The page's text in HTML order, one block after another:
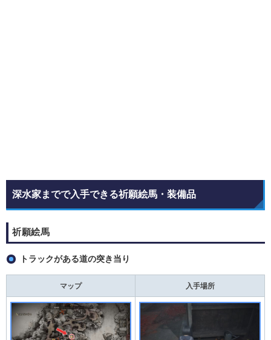
深水家までで入手できる祈願絵馬・装備品
祈願絵馬
トラックがある道の突き当り
マップ 入手場所